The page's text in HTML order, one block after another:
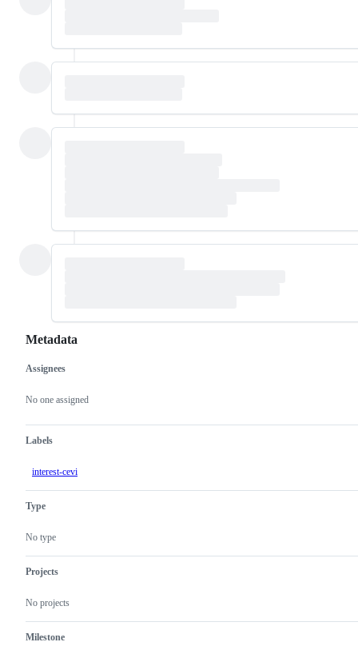
Metadata
Metadata
Assignees
No one assigned
Labels
interest-cevi
Type
No type
Projects
No projects
Milestone
Issue
actions